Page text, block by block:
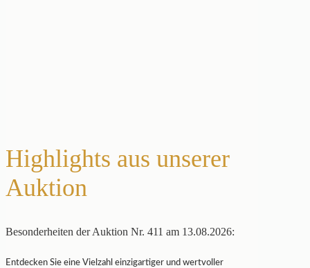
Highlights aus unserer
Auktion
Besonderheiten der Auktion Nr. 411 am 13.08.2026:
Entdecken Sie eine Vielzahl einzigartiger und wertvoller